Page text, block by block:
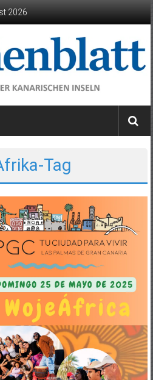
2026
Tag